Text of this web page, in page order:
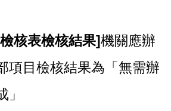
核表檢核結果]機關應辦
項目檢核結果為「無需辦